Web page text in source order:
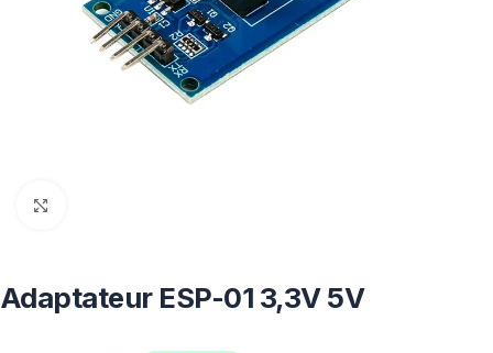
Adaptateur ESP-01 3,3V 5V